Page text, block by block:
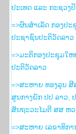
ປະເທດ ແລະ ກະຊວງ
=>ຜົນສຳເລັດ ກອງປ
ປະຊາຊົນປະຕິວັດລາວ
=>ມະຕິກອງປະຊຸມໃ
ປະຕິວັດລາວ
=>ສະຫາຍ ທອງລຸນ
ສູນກາງພັກ ປປ ລາວ,
ສັນຖະວະໄມຕີ ສສ ຫວ
=>ສະຫາຍ ເລຂາທິກ